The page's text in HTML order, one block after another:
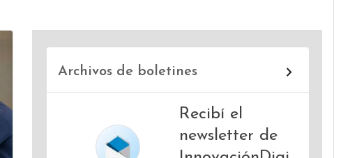
Archivos de boletines
Recibí el
newsletter de